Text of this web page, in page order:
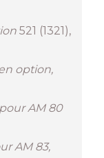
521 (1321),
option,
pour AM 80
AM 83,